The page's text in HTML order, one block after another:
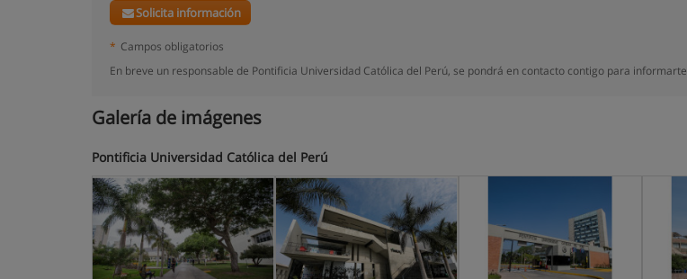
Solicita información
* Campos obligatorios
En breve un responsable de Pontificia Universidad Católica del Perú, se pondrá en contacto contigo para informarte
Galería de imágenes
Pontificia Universidad Católica del Perú